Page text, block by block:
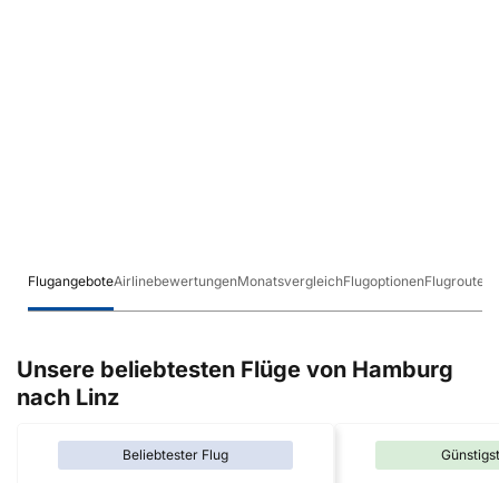
FlugangeboteAirlinebewertungenMonatsvergleichFlugoptionenFlugrouten
Unsere beliebtesten Flüge von Hamburg
nach Linz
Beliebtester Flug